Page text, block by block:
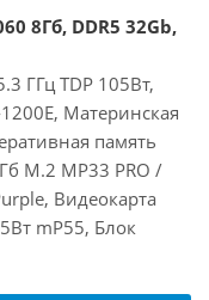
8Гб, DDR5 32Gb,
ГГц TDP 105Вт,
Материнская
память
M.2 MP33 PRO /
Видеокарта
mP55, Блок